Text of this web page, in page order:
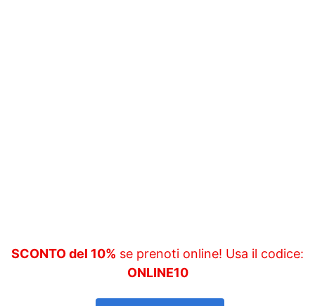
SCONTO del 10% se prenoti online! Usa il codice:
ONLINE10